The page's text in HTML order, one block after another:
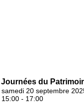
Journées du
samedi 20 septembre
15:00 - 17:00